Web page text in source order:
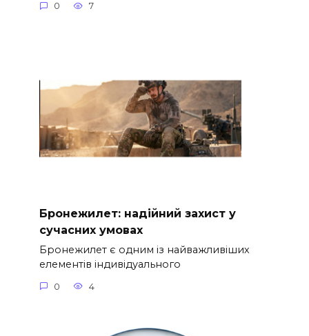
0 7
Бронежилет: надійний захист у
сучасних умовах
Бронежилет є одним із найважливіших
елементів індивідуального
0 4